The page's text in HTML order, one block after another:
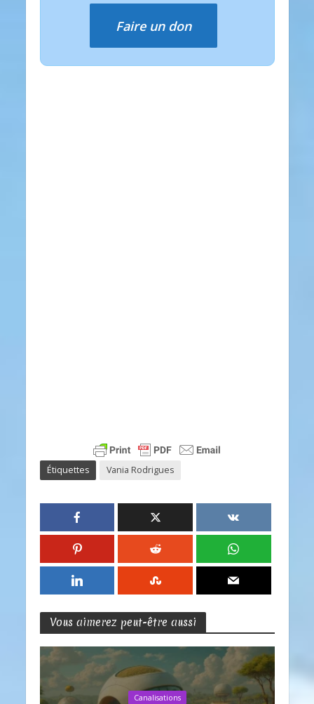
Faire un don
Étiquettes Vania Rodrigues
Vous aimerez peut-être aussi
Canalisations